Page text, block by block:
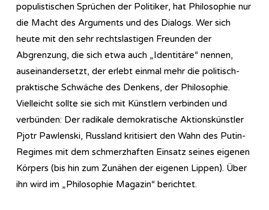
populistischen Sprüchen der Politiker, hat Philosophie nur
die Macht des Arguments und des Dialogs. Wer sich
heute mit den sehr rechtslastigen Freunden der
Abgrenzung, die sich etwa auch „Identitäre“ nennen,
auseinandersetzt, der erlebt einmal mehr die politisch-
praktische Schwäche des Denkens, der Philosophie.
Vielleicht sollte sie sich mit Künstlern verbinden und
verbünden: Der radikale demokratische Aktionskünstler
Pjotr Pawlenski, Russland kritisiert den Wahn des Putin-
Regimes mit dem schmerzhaften Einsatz seines eigenen
Körpers (bis hin zum Zunähen der eigenen Lippen). Über
ihn wird im „Philosophie Magazin“ berichtet.